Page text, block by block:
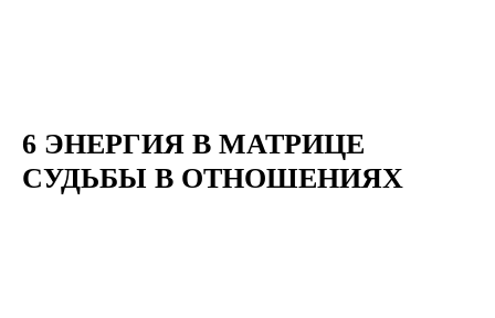
6 ЭНЕРГИЯ В МАТРИЦЕ
СУДЬБЫ В ОТНОШЕНИЯХ